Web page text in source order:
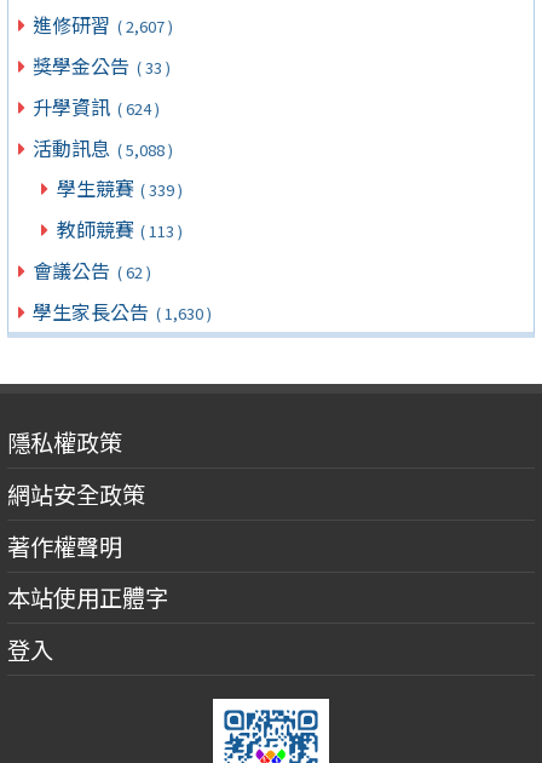
進修研習 ( 2,607 )
獎學金公告 ( 33 )
升學資訊 ( 624 )
活動訊息 ( 5,088 )
學生競賽 ( 339 )
教師競賽 ( 113 )
會議公告 ( 62 )
學生家長公告 ( 1,630 )
隱私權政策
網站安全政策
著作權聲明
本站使用正體字
登入